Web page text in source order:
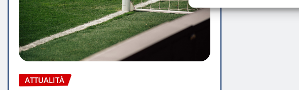
ATTUALITÀ